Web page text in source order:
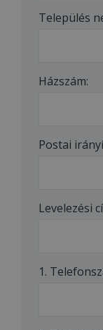
Település
Házszám:
Postai
Levelezési
1.